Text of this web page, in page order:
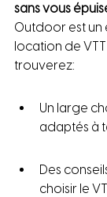
sans vous
Outdoor est un
location de VTT
trouverez:
Un large
adaptés à
Des
choisir le